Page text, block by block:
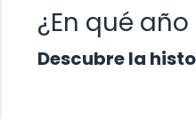
¿En qué
Descubre la